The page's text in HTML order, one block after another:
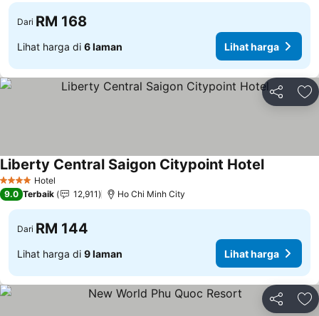
Dari RM 168
Lihat harga di 6 laman Lihat harga
Kongsi
4 BintangHotel
Liberty Central Saigon Citypoint Hotel
9.0 Terbaik 12,911 Ho Chi Minh City
Dari RM 144
Lihat harga di 9 laman Lihat harga
Kongsi